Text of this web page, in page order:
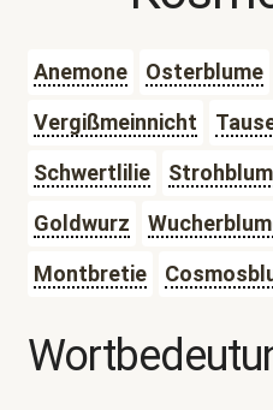
Anemone Osterblume
Vergißmeinnicht
Schwertlilie
Goldwurz
Montbretie